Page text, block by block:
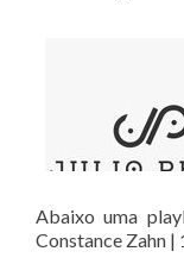
Abaixo uma
Constance Zahn |